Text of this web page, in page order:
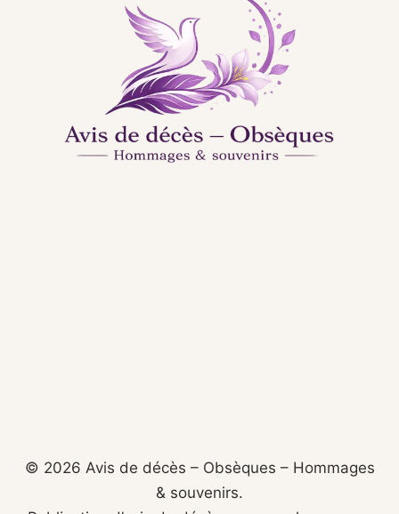
© 2026 Avis de décès – Obsèques – Hommages
& souvenirs.